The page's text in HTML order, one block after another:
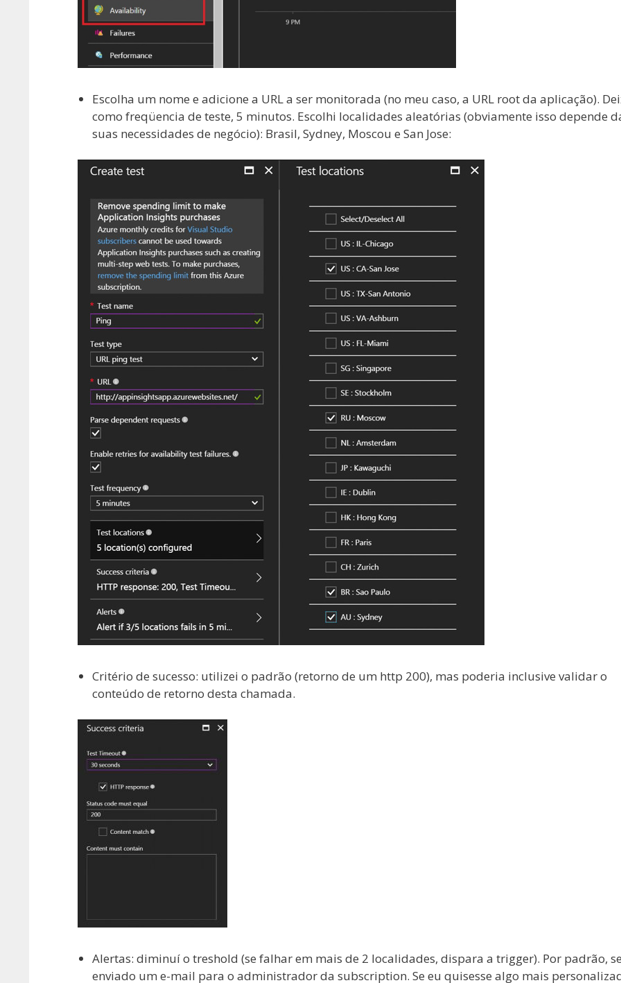
Escolha um nome e adicione a URL a ser monitorada (no meu caso, a URL root da aplicação).
como freqüencia de teste, 5 minutos. Escolhi localidades aleatórias (obviamente isso depende
suas necessidades de negócio): Brasil, Sydney, Moscou e San Jose:
Critério de sucesso: utilizei o padrão (retorno de um http 200), mas poderia inclusive validar o
conteúdo de retorno desta chamada.
Alertas: diminuí o treshold (se falhar em mais de 2 localidades, dispara a trigger). Por padrão,
enviado um e-mail para o administrador da subscription. Se eu quisesse algo mais